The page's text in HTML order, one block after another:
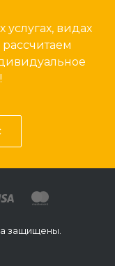
видах
защищены.